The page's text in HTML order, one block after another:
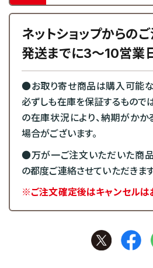
ネットショップからの
発送までに3～10営業
●お取り寄せ商品は購入可能な
必ずしも在庫を保証するもので
の在庫状況により、納期がかか
場合がございます。
●万が一ご注文いただいた商
の都度ご連絡させていただきます
※ご注文確定後はキャンセルは